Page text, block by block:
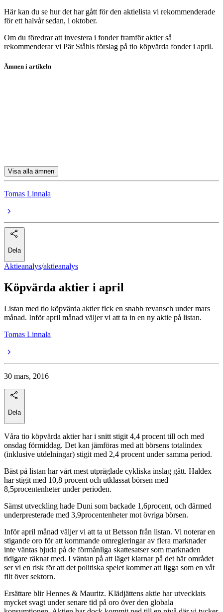
Här kan du se hur det har gått för den aktielista vi rekommenderade
för ett halvår sedan, i oktober.
Om du föredrar att investera i fonder framför aktier så
rekommenderar vi Pär Ståhls förslag på tio köpvärda fonder i april.
Ämnen i artikeln
Visa alla ämnen
Tomas Linnala
Dela
Aktieanalys/aktieanalys
Köpvärda aktier i april
Listan med tio köpvärda aktier fick en snabb revansch under mars
månad. Inför april månad väljer vi att ta in en ny aktie på listan.
Tomas Linnala
30 mars, 2016
Dela
Våra tio köpvärda aktier har i snitt stigit 4,4 procent till och med
onsdag förmiddag. Det kan jämföras med att börsens totalindex
(inklusive utdelningar) stigit med 2,4 procent under samma period.
Bäst på listan har vårt mest utpräglade cykliska inslag gått. Haldex
har stigit med 10,8 procent och utklassat börsen med
8,5procentenheter under perioden.
Sämst utveckling hade Duni som backade 1,6procent, och därmed
underpresterade med 3,9procentenheter mot övriga börsen.
Inför april månad väljer vi att ta ut Betsson från listan. Vi noterar en
stigande oro för att kommande omregleringar av flera marknader
inte väntas bjuda på de förmånliga skattesatser som marknaden
tidigare räknat med. I väntan på att läget klarnar på det här området
ser vi en risk för att det politiska spelet kommer att ligga som en våt
filt över sektorn.
Ersättare blir Hennes & Mauritz. Klädjättens aktie har utvecklats
mycket svagt under senare tid på oro över den globala